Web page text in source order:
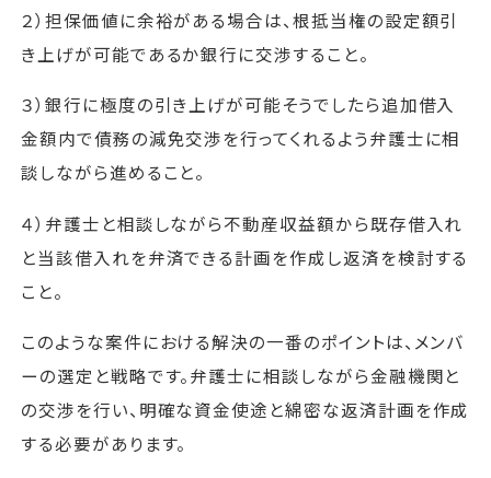
２）担保価値に余裕がある場合は、根抵当権の設定額引
き上げが可能であるか銀行に交渉すること。
３）銀行に極度の引き上げが可能そうでしたら追加借入
金額内で債務の減免交渉を行ってくれるよう弁護士に相
談しながら進めること。
４）弁護士と相談しながら不動産収益額から既存借入れ
と当該借入れを弁済できる計画を作成し返済を検討する
こと。
このような案件における解決の一番のポイントは、メンバ
ーの選定と戦略です。弁護士に相談しながら金融機関と
の交渉を行い、明確な資金使途と綿密な返済計画を作成
する必要があります。